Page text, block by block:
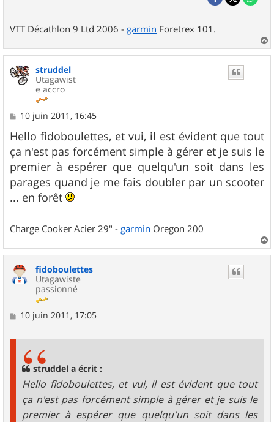
VTT Décathlon 9 Ltd 2006 - garmin Foretrex 101.
a
u
struddel
Utagawist
e accro
M
s
s
a
g
e
10 juin 2011, 16:45
Hello fidoboulettes, et vui, il est évident que tout
ça n'est pas forcément simple à gérer et je suis le
premier à espérer que quelqu'un soit dans les
parages quand je me fais doubler par un scooter
... en forêt
Charge Cooker Acier 29" - garmin Oregon 200
a
fidoboulettes
Utagawiste
passionné
M10 juin 2011, 17:05
struddel a écrit :
Hello fidoboulettes, et vui, il est évident que tout
ça n'est pas forcément simple à gérer et je suis le
premier à espérer que quelqu'un soit dans les